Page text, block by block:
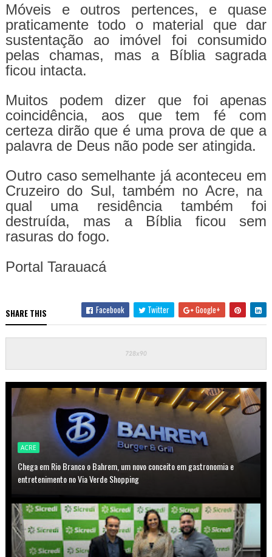
Móveis e outros pertences, e quase
praticamente todo o material que dar
sustentação ao imóvel foi consumido
pelas chamas, mas a Bíblia sagrada
ficou intacta.
Muitos podem dizer que foi apenas
coincidência, aos que tem fé com
certeza dirão que é uma prova de que a
palavra de Deus não pode ser atingida.
Outro caso semelhante já aconteceu em
Cruzeiro do Sul, também no Acre, na
qual uma residência também foi
destruída, mas a Bíblia ficou sem
rasuras do fogo.
Portal Tarauacá
SHARE THIS Facebook Twitter Google+
ACRE
Chega em Rio Branco o Bahrem, um novo conceito em gastronomia e
entretenimento no Via Verde Shopping